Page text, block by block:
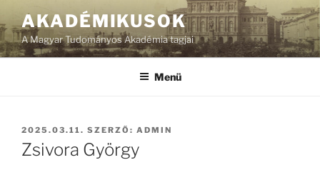
AKADÉMIKUSOK
A Magyar Tudományos Akadémia tagjai
Menü
BEKÜLDVE:
2025.03.11. SZERZŐ: ADMIN
Zsivora György